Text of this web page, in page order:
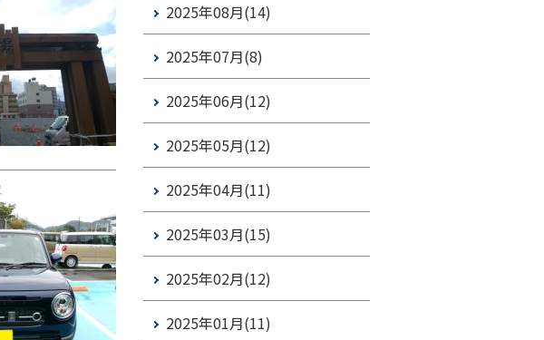
2025年08月(14)
2025年07月(8)
2025年06月(12)
2025年05月(12)
2025年04月(11)
2025年03月(15)
2025年02月(12)
2025年01月(11)